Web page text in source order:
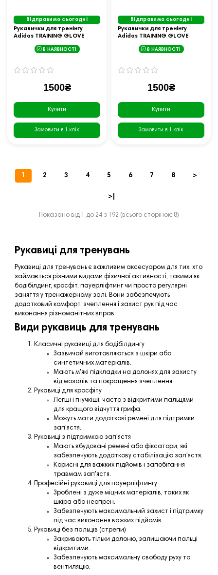
Відправимо сьогодні
Рукавички для тренінгу
Adidas TRAINING GLOVE
В НАЯВНОСТІ
1500₴
Купити
Замовити в 1 клік
Відправимо сьогодні
Рукавички для тренінгу
Adidas TRAINING GLOVE
В НАЯВНОСТІ
1500₴
Купити
Замовити в 1 клік
1 2 3 4 5 6 7 8 >
>|
Показано від 1 до 24 з 192 (всього сторінок: 8)
Рукавиці для тренувань
Рукавиці для тренувань є важливим аксесуаром для тих, хто
займається різними видами фізичної активності, такими як
бодібілдинг, кросфіт, пауерліфтинг чи просто регулярні
заняття у тренажерному залі. Вони забезпечують
додатковий комфорт, зчеплення і захист рук під час
виконання різноманітних вправ.
Види рукавиць для тренувань
Класичні рукавиці для бодібілдингу
Зазвичай виготовляються з шкіри або
синтетичних матеріалів.
Мають м'які підкладки на долонях для захисту
від мозолів та покращення зчеплення.
Рукавиці для кросфіту
Легші і гнучкіші, часто з відкритими пальцями
для кращого відчуття грифа.
Можуть мати додаткові ремені для підтримки
зап'ястя.
Рукавиці з підтримкою зап'ястя
Мають вбудовані ремені або фіксатори, які
забезпечують додаткову стабілізацію зап'ястя.
Корисні для важких підйомів і запобігання
травмам зап'ястя.
Професійні рукавиці для пауерліфтингу
Зроблені з дуже міцних матеріалів, таких як
шкіра або неопрен.
Забезпечують максимальний захист і підтримку
під час виконання важких підйомів.
Рукавиці без пальців (стрепи)
Закривають тільки долоню, залишаючи пальці
відкритими.
Забезпечують максимальну свободу руху та
вентиляцію.